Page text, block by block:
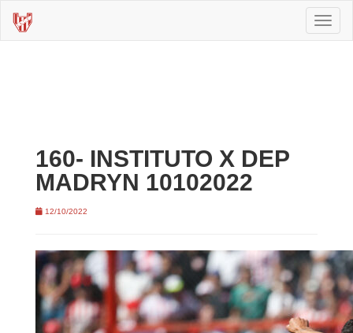
160- INSTITUTO X DEP
MADRYN 10102022
12/10/2022